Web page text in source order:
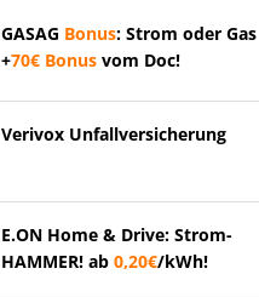
GASAG Bonus: Strom oder Gas
+70€ Bonus vom Doc!
Verivox Unfallversicherung
E.ON Home & Drive: Strom-
HAMMER! ab 0,20€/kWh!